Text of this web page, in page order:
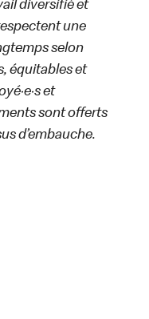
diversifié et
une
selon
équitables et
et
sont offerts
d’embauche.